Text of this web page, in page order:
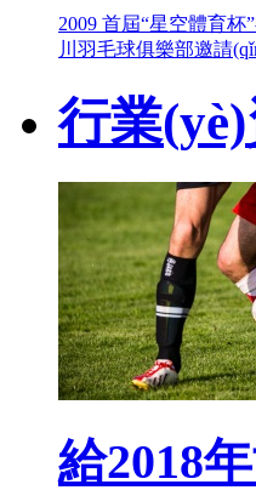
2009 首屆“星空體育杯
川羽毛球俱樂部邀請
行業
給2018